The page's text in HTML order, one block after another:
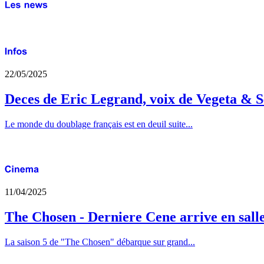
22/05/2025
Deces de Eric Legrand, voix de Vegeta &
Le monde du doublage français est en deuil suite...
11/04/2025
The Chosen - Derniere Cene arrive en
La saison 5 de "The Chosen" débarque sur grand...